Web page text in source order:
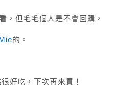
，但毛毛個人是不會回購，
的。
好吃，下次再來買！